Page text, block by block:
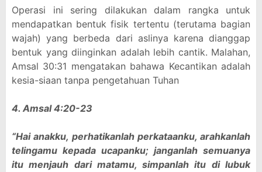
Operasi ini sering dilakukan dalam rangka untuk
mendapatkan bentuk fisik tertentu (terutama bagian
wajah) yang berbeda dari aslinya karena dianggap
bentuk yang diinginkan adalah lebih cantik. Malahan,
Amsal 30:31 mengatakan bahawa Kecantikan adalah
kesia-siaan tanpa pengetahuan Tuhan
4. Amsal 4:20-23
“Hai anakku, perhatikanlah perkataanku, arahkanlah
telingamu kepada ucapanku; janganlah semuanya
itu menjauh dari matamu, simpanlah itu di lubuk